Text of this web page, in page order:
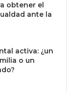
obtener el
ante la
activa: ¿un
o un